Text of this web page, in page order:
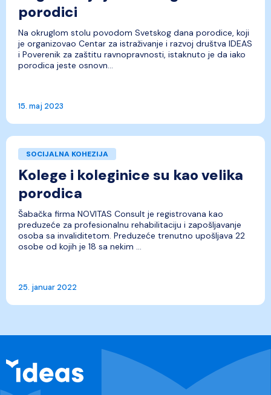
porodici
Na okruglom stolu povodom Svetskog dana porodice, koji
je organizovao Centar za istraživanje i razvoj društva IDEAS
i Poverenik za zaštitu ravnopravnosti, istaknuto je da iako
porodica jeste osnovn...
15. maj 2023
SOCIJALNA KOHEZIJA
Kolege i koleginice su kao velika
porodica
Šabačka firma NOVITAS Consult je registrovana kao
preduzeće za profesionalnu rehabilitaciju i zapošljavanje
osoba sa invaliditetom. Preduzeće trenutno upošljava 22
osobe od kojih je 18 sa nekim ...
25. januar 2022